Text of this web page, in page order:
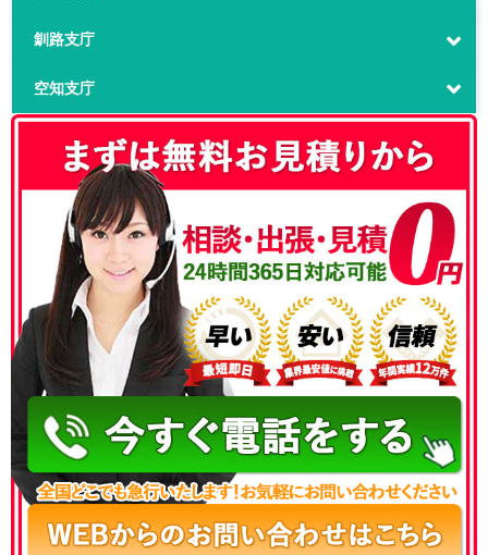
釧路支庁
空知支庁
050-3186-4780